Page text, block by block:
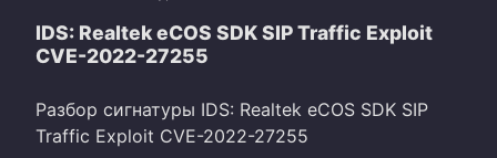
IDS: Realtek eCOS SDK SIP Traffic Exploit
CVE-2022-27255
Разбор сигнатуры IDS: Realtek eCOS SDK SIP
Traffic Exploit CVE-2022-27255